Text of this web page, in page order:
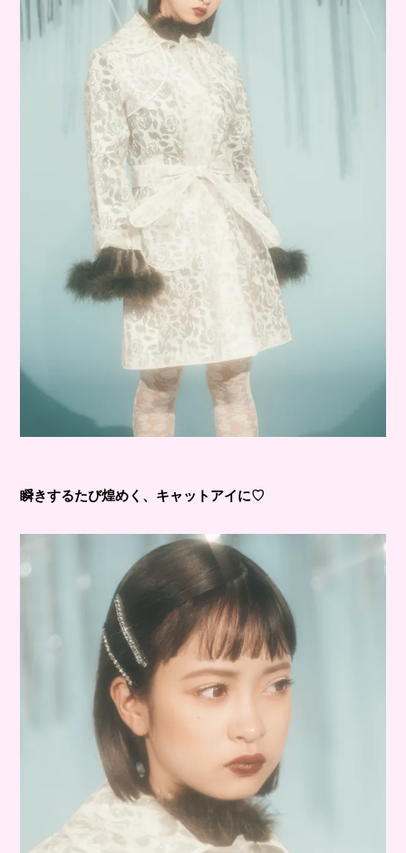
瞬きするたび煌めく、キャットアイに♡